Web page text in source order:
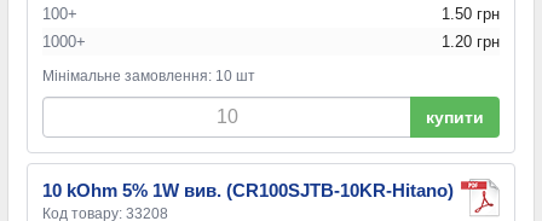
100+
1.50 грн
1000+
1.20 грн
Мінімальне замовлення: 10 шт
купити
10 kOhm 5% 1W вив. (CR100SJTB-10KR-Hitano)
Код товару: 33208